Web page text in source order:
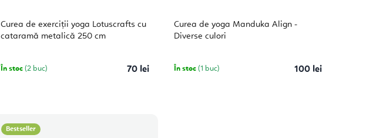
Curea de exerciții yoga Lotuscrafts cu
cataramă metalică 250 cm
70 lei
În stoc (2 buc)
Curea de yoga Manduka Align -
Diverse culori
100 lei
În stoc (1 buc)
Bestseller